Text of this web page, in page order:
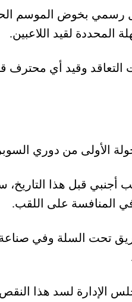
رسمي بخوض الموسم
المحددة لقيد اللاعبين.
التعاقد وقيد أي
الأولى من دوري السوبر (12/
أجنبي قبل هذا
المنافسة على اللقب.
تحت السلة وفي
الإدارة لسد هذا النقص